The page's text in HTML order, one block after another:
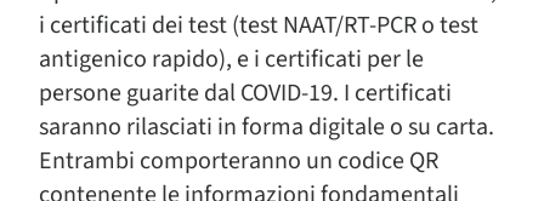
i certificati dei test (test NAAT/RT-PCR o test
antigenico rapido), e i certificati per le
persone guarite dal COVID-19. I certificati
saranno rilasciati in forma digitale o su carta.
Entrambi comporteranno un codice QR